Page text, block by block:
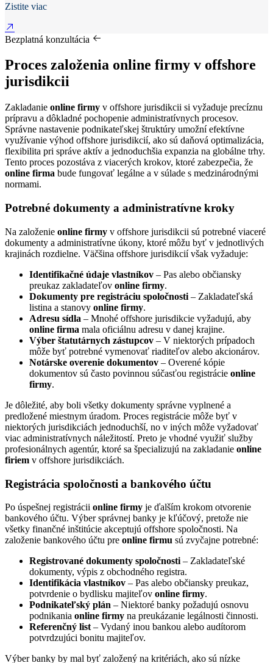
Zistite viac
Bezplatná konzultácia
Proces založenia online firmy v offshore
jurisdikcii
Zakladanie online firmy v offshore jurisdikcii si vyžaduje precíznu
prípravu a dôkladné pochopenie administratívnych procesov.
Správne nastavenie podnikateľskej štruktúry umožní efektívne
využívanie výhod offshore jurisdikcií, ako sú daňová optimalizácia,
flexibilita pri správe aktív a jednoduchšia expanzia na globálne trhy.
Tento proces pozostáva z viacerých krokov, ktoré zabezpečia, že
online firma bude fungovať legálne a v súlade s medzinárodnými
normami.
Potrebné dokumenty a administratívne kroky
Na založenie online firmy v offshore jurisdikcii sú potrebné viaceré
dokumenty a administratívne úkony, ktoré môžu byť v jednotlivých
krajinách rozdielne. Väčšina offshore jurisdikcií však vyžaduje:
Identifikačné údaje vlastníkov – Pas alebo občiansky
preukaz zakladateľov online firmy.
Dokumenty pre registráciu spoločnosti – Zakladateľská
listina a stanovy online firmy.
Adresu sídla – Mnohé offshore jurisdikcie vyžadujú, aby
online firma mala oficiálnu adresu v danej krajine.
Výber štatutárnych zástupcov – V niektorých prípadoch
môže byť potrebné vymenovať riaditeľov alebo akcionárov.
Notárske overenie dokumentov – Overené kópie
dokumentov sú často povinnou súčasťou registrácie online
firmy.
Je dôležité, aby boli všetky dokumenty správne vyplnené a
predložené miestnym úradom. Proces registrácie môže byť v
niektorých jurisdikciách jednoduchší, no v iných môže vyžadovať
viac administratívnych náležitostí. Preto je vhodné využiť služby
profesionálnych agentúr, ktoré sa špecializujú na zakladanie online
firiem v offshore jurisdikciách.
Registrácia spoločnosti a bankového účtu
Po úspešnej registrácii online firmy je ďalším krokom otvorenie
bankového účtu. Výber správnej banky je kľúčový, pretože nie
všetky finančné inštitúcie akceptujú offshore spoločnosti. Na
založenie bankového účtu pre online firmu sú zvyčajne potrebné:
Registrované dokumenty spoločnosti – Zakladateľské
dokumenty, výpis z obchodného registra.
Identifikácia vlastníkov – Pas alebo občiansky preukaz,
potvrdenie o bydlisku majiteľov online firmy.
Podnikateľský plán – Niektoré banky požadujú osnovu
podnikania online firmy na preukázanie legálnosti činnosti.
Referenčný list – Vydaný inou bankou alebo audítorom
potvrdzujúci bonitu majiteľov.
Výber banky by mal byť založený na kritériách, ako sú nízke